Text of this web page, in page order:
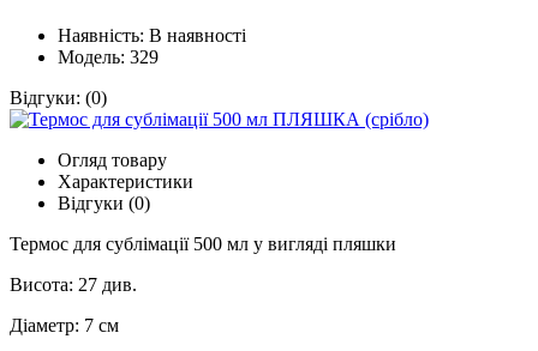
Наявність: В наявності
Модель: 329
Відгуки: (0)
Огляд товару
Характеристики
Відгуки (0)
Термос для сублімації 500 мл у вигляді пляшки
Висота: 27 див.
Діаметр: 7 см